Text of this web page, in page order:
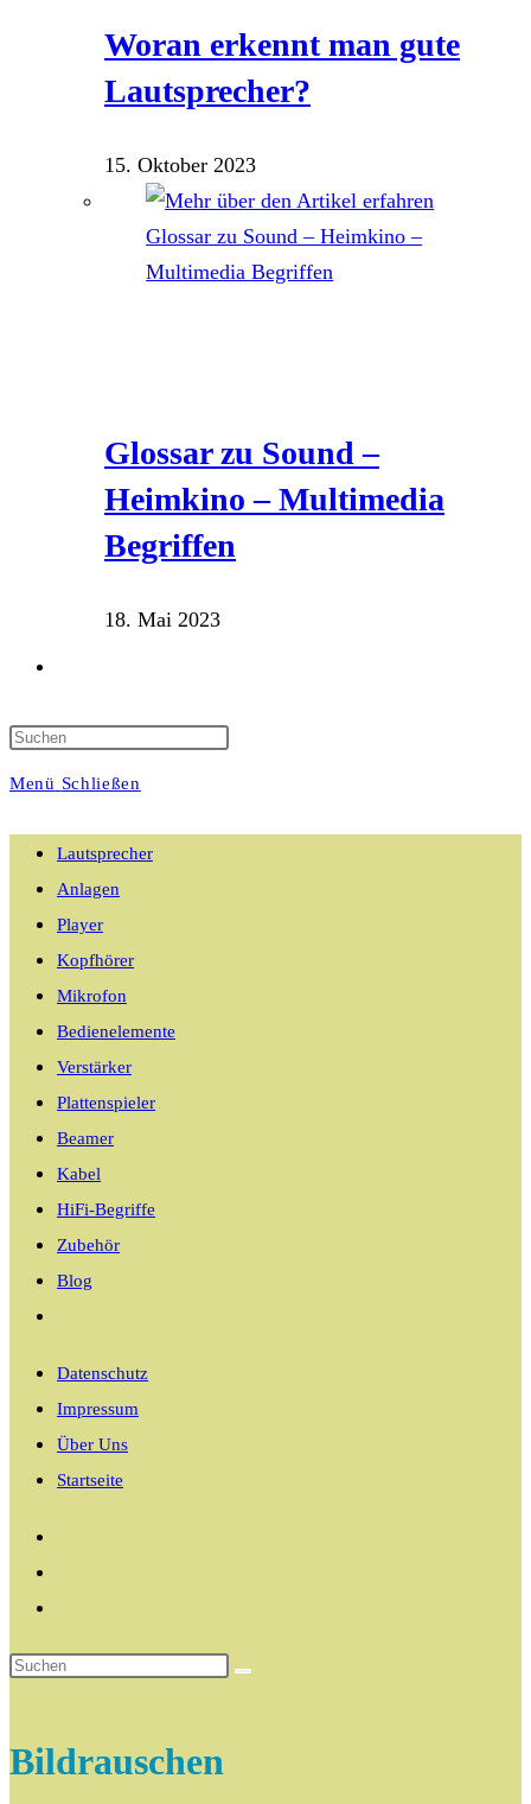
Woran erkennt man gute
Lautsprecher?
15. Oktober 2023
Glossar zu Sound –
Heimkino – Multimedia
Begriffen
18. Mai 2023
Suche
umschalten
Menü Schließen
Lautsprecher
Anlagen
Player
Kopfhörer
Mikrofon
Bedienelemente
Verstärker
Plattenspieler
Beamer
Kabel
HiFi-Begriffe
Zubehör
Blog
umschalten
Datenschutz
Impressum
Über Uns
Startseite
Bildrauschen